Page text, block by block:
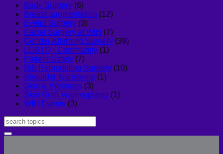
Body Surgery (6)
Breast augmentation (12)
Eyelid Surgery (3)
Facial Surgery at WIH (7)
Gender Affirming Surgery (39)
LGBTQ+ Community (1)
Patient Safety (7)
Rib Remodeling Surgery (10)
Shoulder Narrowing (1)
Skin & Wellness (3)
Skin Graft Vaginioplasty (1)
WIH Events (3)